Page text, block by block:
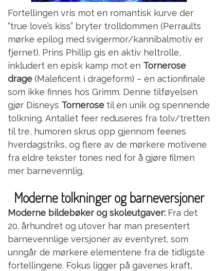
Fortellingen vris mot en romantisk kurve der
“true love’s kiss” bryter trolldommen (Perraults
mørke epilog med svigermor/kannibalmotiv er
fjernet). Prins Phillip gis en aktiv heltrolle,
inkludert en episk kamp mot en Tornerose
drage (Maleficent i drageform) – en actionfinale
som ikke finnes hos Grimm. Denne tilføyelsen
gjør Disneys Tornerose til en unik og spennende
tolkning. Antallet feer reduseres fra tolv/tretten
til tre, humoren skrus opp gjennom feenes
hverdagstriks, og flere av de mørkere motivene
fra eldre tekster tones ned for å gjøre filmen
mer barnevennlig.
Moderne tolkninger og barneversjoner
Moderne bildebøker og skoleutgaver: Fra det
20. århundret og utover har man presentert
barnevennlige versjoner av eventyret, som
unngår de mørkere elementene fra de tidligste
fortellingene. Fokus ligger på gavenes kraft,